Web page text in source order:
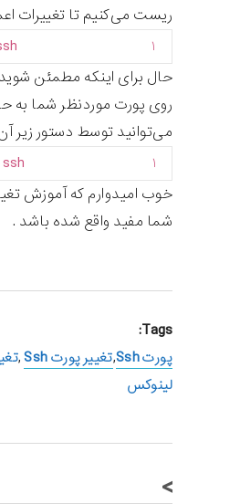
ریست می‌کنیم تا تغییرات
۱
می‌توانید توسط دستور زیر
۱ ssh
شما مفید واقع شده باشد .
Tags:
پورت Ssh ,تغییر پورت Ssh ,
لینوکس
>